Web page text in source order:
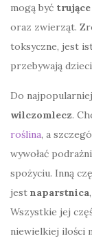
mogą być trujące
oraz zwierząt.
toksyczne, jest
przebywają
Do
wilczomlecz.
roślina, a
wywołać
spożyciu. Inną
jest naparstnica
Wszystkie jej
niewielkiej ilości